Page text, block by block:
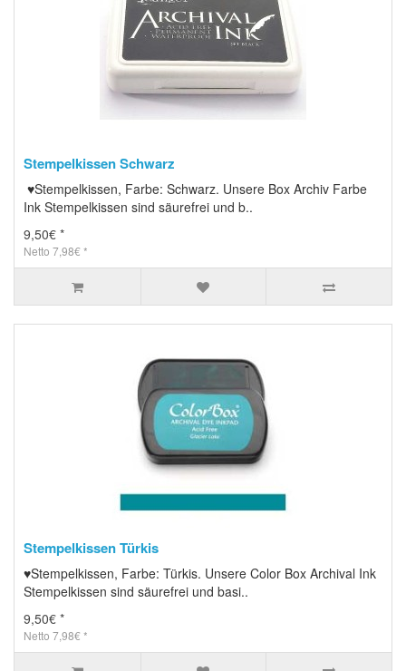
Stempelkissen Schwarz
♥Stempelkissen, Farbe: Schwarz. Unsere Box Archiv Farbe
Ink Stempelkissen sind säurefrei und b..
9,50€ *
Netto 7,98€ *
Stempelkissen Türkis
♥Stempelkissen, Farbe: Türkis. Unsere Color Box Archival Ink
Stempelkissen sind säurefrei und basi..
9,50€ *
Netto 7,98€ *